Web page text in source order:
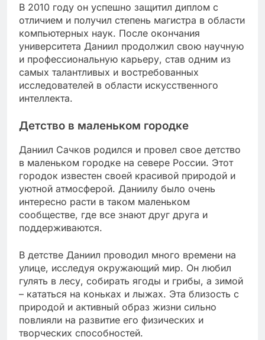
В 2010 году он успешно защитил диплом с
отличием и получил степень магистра в области
компьютерных наук. После окончания
университета Даниил продолжил свою научную
и профессиональную карьеру, став одним из
самых талантливых и востребованных
исследователей в области искусственного
интеллекта.
Детство в маленьком городке
Даниил Сачков родился и провел свое детство
в маленьком городке на севере России. Этот
городок известен своей красивой природой и
уютной атмосферой. Даниилу было очень
интересно расти в таком маленьком
сообществе, где все знают друг друга и
поддерживаются.
В детстве Даниил проводил много времени на
улице, исследуя окружающий мир. Он любил
гулять в лесу, собирать ягоды и грибы, а зимой
– кататься на коньках и лыжах. Эта близость с
природой и активный образ жизни сильно
повлияли на развитие его физических и
творческих способностей.